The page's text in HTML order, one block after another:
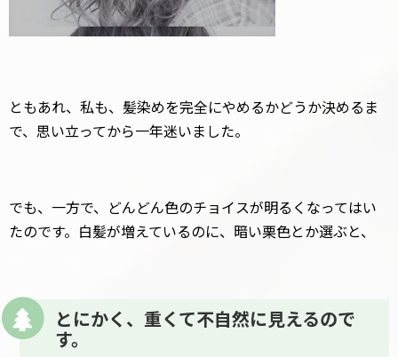
ともあれ、私も、髪染めを完全にやめるかどうか決めるま
で、思い立ってから一年迷いました。
でも、一方で、どんどん色のチョイスが明るくなってはい
たのです。白髪が増えているのに、暗い栗色とか選ぶと、
とにかく、重くて不自然に見えるので
す。